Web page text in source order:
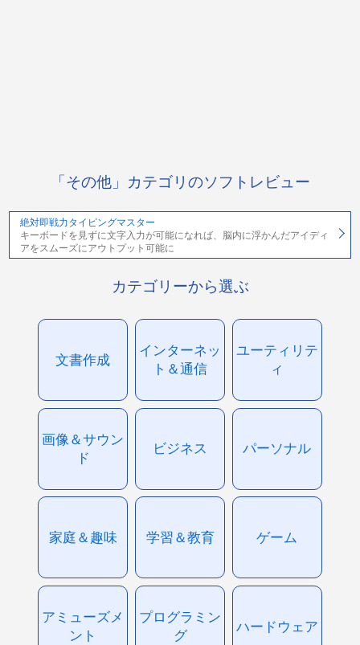
「その他」カテゴリのソフトレビュー
絶対即戦力タイピングマスター
キーボードを見ずに文字入力が可能になれば、脳内に浮かんだアイディ
アをスムーズにアウトプット可能に
カテゴリーから選ぶ
文書作成
インターネッ
ト＆通信
ユーティリテ
ィ
画像＆サウン
ド
ビジネス パーソナル
家庭＆趣味 学習＆教育 ゲーム
アミューズメ
ント
プログラミン
グ
ハードウェア